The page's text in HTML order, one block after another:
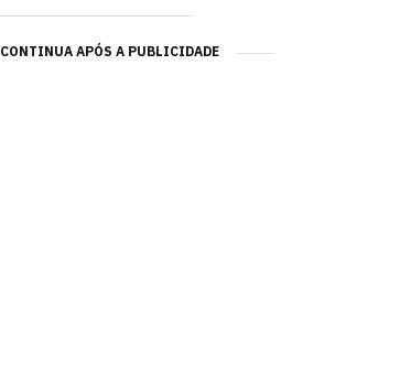
CONTINUA APÓS A PUBLICIDADE